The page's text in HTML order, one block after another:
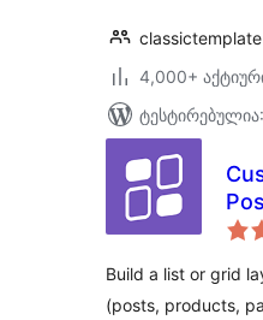
classictemplate
4,000+
Build a list or grid
(posts, products,